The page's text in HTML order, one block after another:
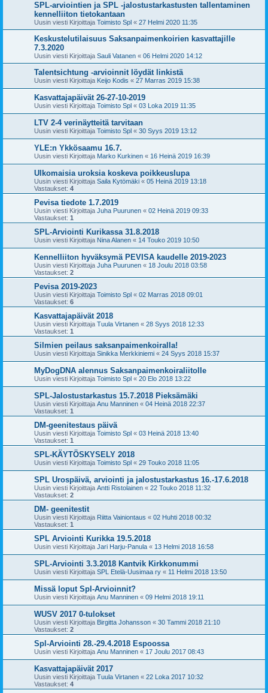
SPL-arviointien ja SPL -jalostustarkastusten tallentaminen
kennelliiton tietokantaan
Uusin viesti Kirjoittaja Toimisto Spl « 27 Helmi 2020 11:35
Keskustelutilaisuus Saksanpaimenkoirien kasvattajille
7.3.2020
Uusin viesti Kirjoittaja Sauli Vatanen « 06 Helmi 2020 14:12
Talentsichtung -arvioinnit löydät linkistä
Uusin viesti Kirjoittaja Keijo Kodis « 27 Marras 2019 15:38
Kasvattajapäivät 26-27-10-2019
Uusin viesti Kirjoittaja Toimisto Spl « 03 Loka 2019 11:35
LTV 2-4 verinäytteitä tarvitaan
Uusin viesti Kirjoittaja Toimisto Spl « 30 Syys 2019 13:12
YLE:n Ykkösaamu 16.7.
Uusin viesti Kirjoittaja Marko Kurkinen « 16 Heinä 2019 16:39
Ulkomaisia uroksia koskeva poikkeuslupa
Uusin viesti Kirjoittaja Saila Kytömäki « 05 Heinä 2019 13:18
Vastaukset: 4
Pevisa tiedote 1.7.2019
Uusin viesti Kirjoittaja Juha Puurunen « 02 Heinä 2019 09:33
Vastaukset: 1
SPL-Arviointi Kurikassa 31.8.2018
Uusin viesti Kirjoittaja Nina Alanen « 14 Touko 2019 10:50
Kennelliiton hyväksymä PEVISA kaudelle 2019-2023
Uusin viesti Kirjoittaja Juha Puurunen « 18 Joulu 2018 03:58
Vastaukset: 2
Pevisa 2019-2023
Uusin viesti Kirjoittaja Toimisto Spl « 02 Marras 2018 09:01
Vastaukset: 6
Kasvattajapäivät 2018
Uusin viesti Kirjoittaja Tuula Virtanen « 28 Syys 2018 12:33
Vastaukset: 1
Silmien peilaus saksanpaimenkoiralla!
Uusin viesti Kirjoittaja Sinikka Merkkiniemi « 24 Syys 2018 15:37
MyDogDNA alennus Saksanpaimenkoiraliitolle
Uusin viesti Kirjoittaja Toimisto Spl « 20 Elo 2018 13:22
SPL-Jalostustarkastus 15.7.2018 Pieksämäki
Uusin viesti Kirjoittaja Anu Manninen « 04 Heinä 2018 22:37
Vastaukset: 1
DM-geenitestaus päivä
Uusin viesti Kirjoittaja Toimisto Spl « 03 Heinä 2018 13:40
Vastaukset: 1
SPL-KÄYTÖSKYSELY 2018
Uusin viesti Kirjoittaja Toimisto Spl « 29 Touko 2018 11:05
SPL Urospäivä, arviointi ja jalostustarkastus 16.-17.6.2018
Uusin viesti Kirjoittaja Antti Ristolainen « 22 Touko 2018 11:32
Vastaukset: 2
DM- geenitestit
Uusin viesti Kirjoittaja Riitta Vainiontaus « 02 Huhti 2018 00:32
Vastaukset: 1
SPL Arviointi Kurikka 19.5.2018
Uusin viesti Kirjoittaja Jari Harju-Panula « 13 Helmi 2018 16:58
SPL-Arviointi 3.3.2018 Kantvik Kirkkonummi
Uusin viesti Kirjoittaja SPL Etelä-Uusimaa ry « 11 Helmi 2018 13:50
Missä loput Spl-Arvioinnit?
Uusin viesti Kirjoittaja Anu Manninen « 09 Helmi 2018 19:11
WUSV 2017 0-tulokset
Uusin viesti Kirjoittaja Birgitta Johansson « 30 Tammi 2018 21:10
Vastaukset: 2
Spl-Arviointi 28.-29.4.2018 Espoossa
Uusin viesti Kirjoittaja Anu Manninen « 17 Joulu 2017 08:43
Kasvattajapäivät 2017
Uusin viesti Kirjoittaja Tuula Virtanen « 22 Loka 2017 10:32
Vastaukset: 4